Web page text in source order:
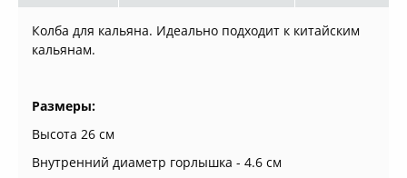
Колба для кальяна. Идеально подходит к китайским
кальянам.
Размеры:
Высота 26 см
Внутренний диаметр горлышка - 4.6 см